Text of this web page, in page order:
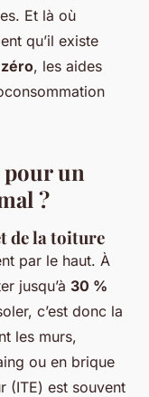
Et là où
qu’il existe
, les aides
un
?
de la toiture
par le haut. À
jusqu’à 30 %
c’est donc la
les murs,
ou en brique
(ITE) est souvent